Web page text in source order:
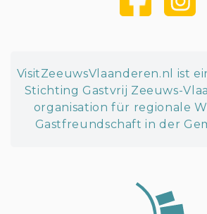
VisitZeeuwsVlaanderen.nl ist
Stichting Gastvrij Zeeuws-
organisation für regionale
Gastfreundschaft in der